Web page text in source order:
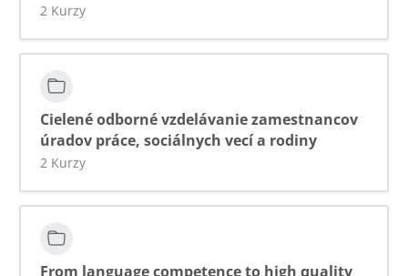
2 Kurzy
Cielené odborné vzdelávanie zamestnancov
úradov práce, sociálnych vecí a rodiny
2 Kurzy
From language competence to high quality